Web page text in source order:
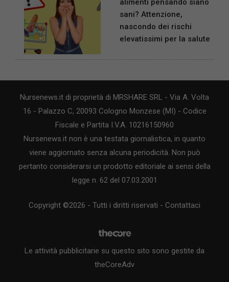
alimenti pensando siano
sani? Attenzione,
nascondo dei rischi
elevatissimi per la salute
Nursenews.it di proprietà di MRSHARE SRL - Via A. Volta
16 - Palazzo C, 20093 Cologno Monzese (MI) - Codice
Fiscale e Partita I.V.A. 10216150960
Nursenews.it non è una testata giornalistica, in quanto
viene aggiornato senza alcuna periodicità. Non può
pertanto considerarsi un prodotto editoriale ai sensi della
legge n. 62 del 07.03.2001
Copyright ©2026 - Tutti i diritti riservati - Contattaci
Le attività pubblicitarie su questo sito sono gestite da
theCoreAdv